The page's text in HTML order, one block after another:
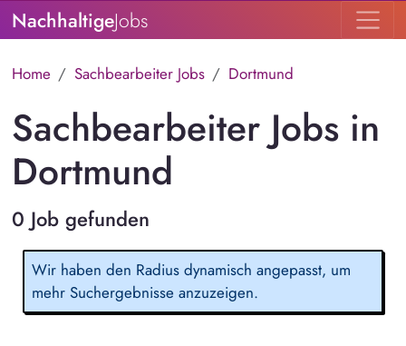
NachhaltigeJobs
Home Sachbearbeiter Jobs Dortmund
Sachbearbeiter Jobs in
Dortmund
0 Job gefunden
Wir haben den Radius dynamisch angepasst, um
mehr Suchergebnisse anzuzeigen.